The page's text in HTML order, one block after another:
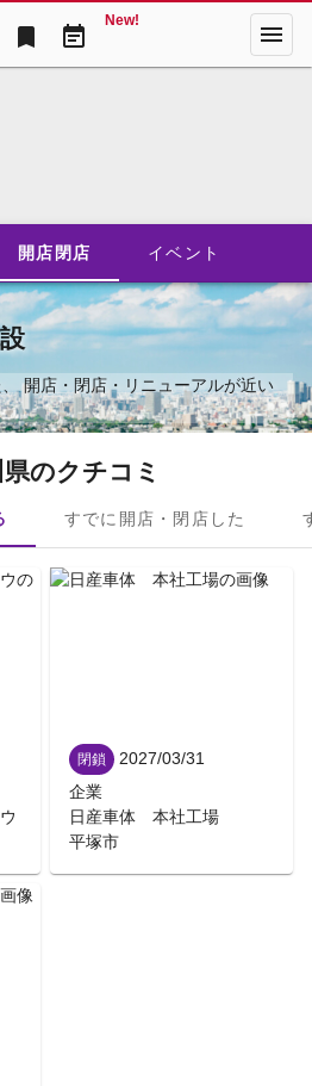
bookmark event_note
New! menu
開店閉店 イベント
、開店・閉店・リニューアルが近い
のクチコミ
すでに開店・閉店した
閉鎖
2027/03/31
企業
日産車体 本社工場
平塚市